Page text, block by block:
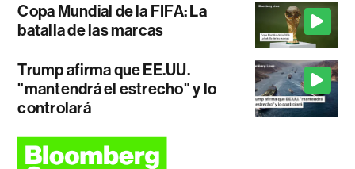
Copa Mundial de la FIFA: La
batalla de las marcas
Trump afirma que EE.UU.
"mantendrá el estrecho" y lo
controlará